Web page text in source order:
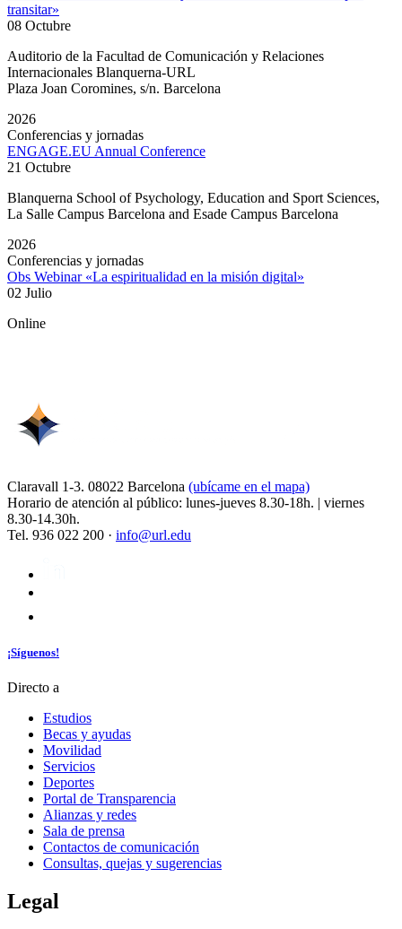
transitar»
08 Octubre
Auditorio de la Facultad de Comunicación y Relaciones
Internacionales Blanquerna-URL
Plaza Joan Coromines, s/n. Barcelona
2026
Conferencias y jornadas
ENGAGE.EU Annual Conference
21 Octubre
Blanquerna School of Psychology, Education and Sport Sciences,
La Salle Campus Barcelona and Esade Campus Barcelona
2026
Conferencias y jornadas
Obs Webinar «La espiritualidad en la misión digital»
02 Julio
Online
Claravall 1-3. 08022 Barcelona (ubícame en el mapa)
Horario de atención al público: lunes-jueves 8.30-18h. | viernes
8.30-14.30h.
Tel. 936 022 200 · info@url.edu
¡Síguenos!
Directo a
Estudios
Becas y ayudas
Movilidad
Servicios
Deportes
Portal de Transparencia
Alianzas y redes
Sala de prensa
Contactos de comunicación
Consultas, quejas y sugerencias
Legal